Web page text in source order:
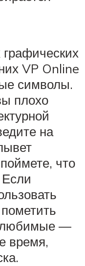
VP Online
символы.
плохо
на
что
Если
любимые —
время,